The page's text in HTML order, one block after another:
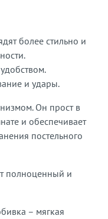
более стильно и
и удары.
Он прост в
и обеспечивает
постельного
полноценный и
– мягкая